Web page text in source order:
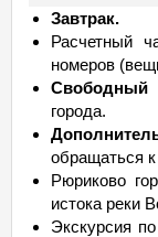
Завтрак.
Расчетный
номеров
Свободный
города.
обращаться к
Рюриково
истока реки
Экскурсия